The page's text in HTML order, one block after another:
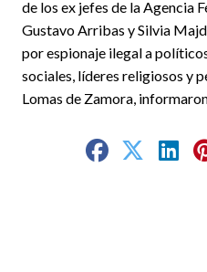
de los ex jefes de la Agencia
Gustavo Arribas y Silvia
por espionaje ilegal a
sociales, líderes religiosos y
Lomas de Zamora,